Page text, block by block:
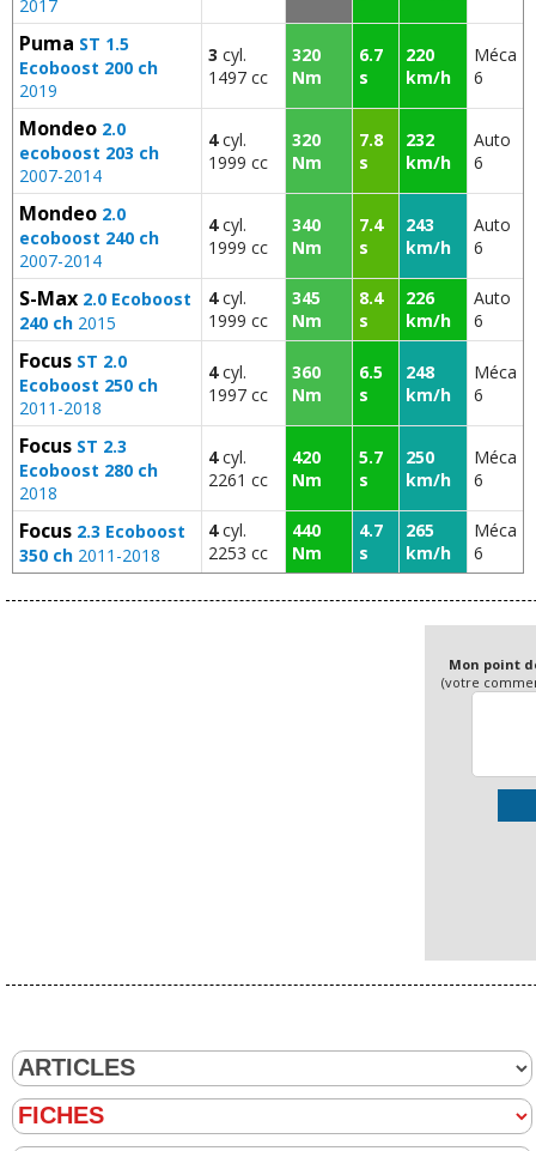
2017
Puma ST 1.5
Ecoboost 200 ch
2019
3 cyl.
1497 cc
320
Nm
6.7
s
220
km/h
Méca
6
Mondeo 2.0
ecoboost 203 ch
2007-2014
4cyl.
1999 cc
320
Nm
7.8
s
232
km/h
Auto
6
Mondeo 2.0
ecoboost 240 ch
2007-2014
4cyl.
1999 cc
340
Nm
7.4
s
243
km/h
Auto
6
S-Max 2.0 Ecoboost
240 ch 2015
4cyl.
1999 cc
345
Nm
8.4
s
226
km/h
Auto
6
Focus ST 2.0
Ecoboost 250 ch
2011-2018
4cyl.
1997 cc
360
Nm
6.5
s
248
km/h
Méca
6
Focus ST 2.3
Ecoboost 280 ch
2018
4cyl.
2261 cc
420
Nm
5.7
s
250
km/h
Méca
6
Focus 2.3 Ecoboost
350 ch 2011-2018
4cyl.
2253 cc
440
Nm
4.7
s
265
km/h
Méca
6
Mon point
(votre